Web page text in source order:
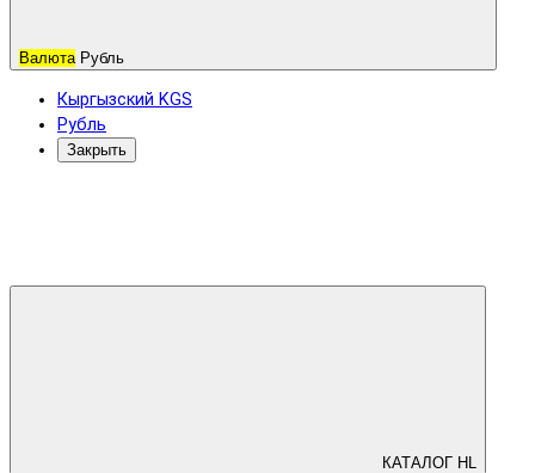
Валюта Рубль
Кыргызский KGS
Рубль
Закрыть
КАТАЛОГ HL